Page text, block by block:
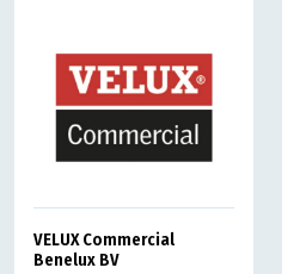
VELUX Commercial
Benelux BV